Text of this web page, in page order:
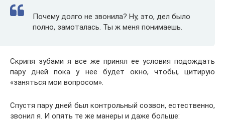
Почему долго не звонила? Ну, это, дел было
полно, замоталась. Ты ж меня понимаешь.
Скрипя зубами я все же принял ее условия подождать
пару дней пока у нее будет окно, чтобы, цитирую
«заняться мои вопросом».
Спустя пару дней был контрольный созвон, естественно,
звонил я. И опять те же манеры и даже больше: